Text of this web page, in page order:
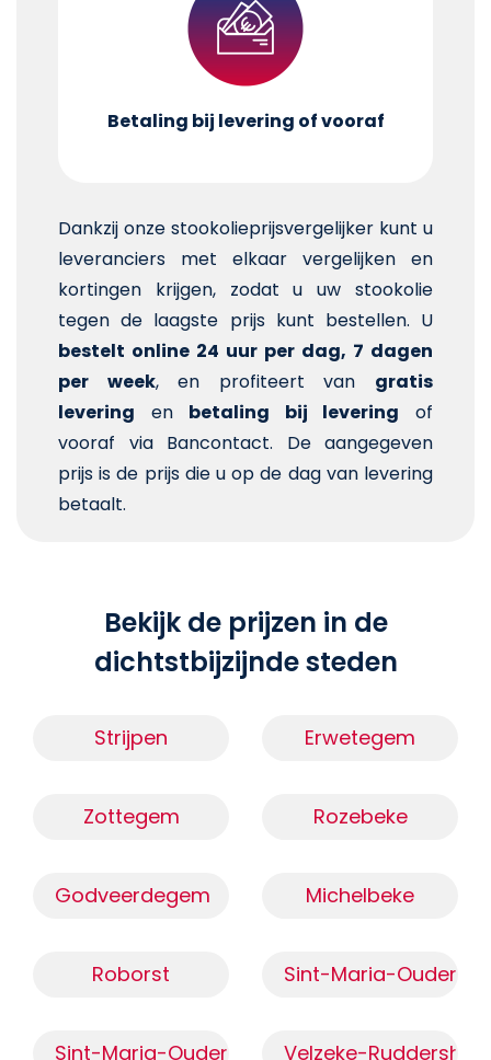
Betaling bij levering of vooraf
Dankzij onze stookolieprijsvergelijker kunt u
leveranciers met elkaar vergelijken en
kortingen krijgen, zodat u uw stookolie
tegen de laagste prijs kunt bestellen. U
bestelt online 24 uur per dag, 7 dagen
per week, en profiteert van gratis
levering en betaling bij levering of
vooraf via Bancontact. De aangegeven
prijs is de prijs die u op de dag van levering
betaalt.
Bekijk de prijzen in de
dichtstbijzijnde steden
Strijpen Erwetegem
Zottegem Rozebeke
Godveerdegem Michelbeke
Roborst Sint-Maria-
Sint-Maria-Oudenhove (9660)
Velzeke-